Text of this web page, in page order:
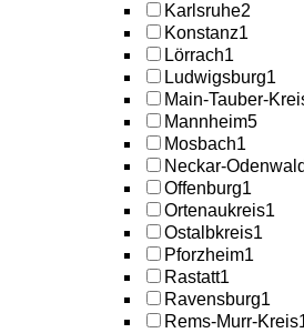
Karlsruhe2
Konstanz1
Lörrach1
Ludwigsburg1
Main-Tauber-
Mannheim5
Mosbach1
Neckar-
Offenburg1
Ortenaukreis1
Ostalbkreis1
Pforzheim1
Rastatt1
Ravensburg1
Rems-Murr-Kreis